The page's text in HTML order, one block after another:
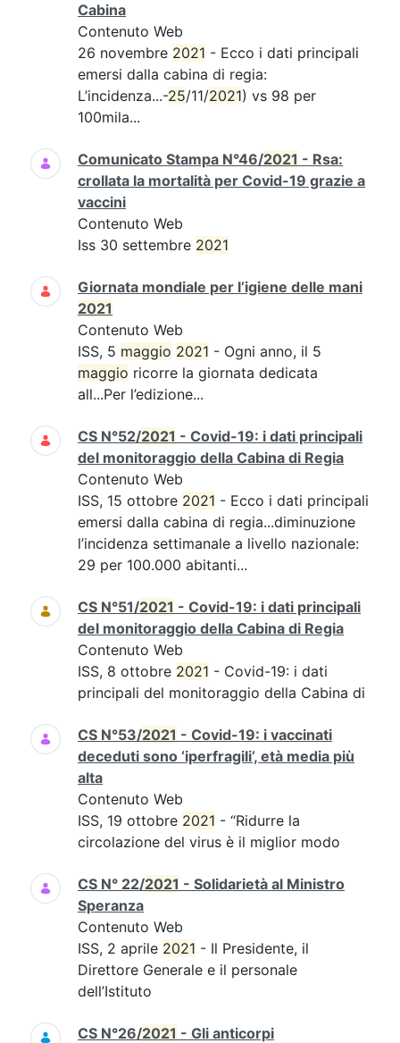
Cabina
Contenuto Web
26 novembre 2021 - Ecco i dati principali
emersi dalla cabina di regia:
L’incidenza...-25/11/2021) vs 98 per
100mila...
Comunicato Stampa N°46/2021 - Rsa:
crollata la mortalità per Covid-19 grazie a
vaccini
Contenuto Web
Iss 30 settembre 2021
Giornata mondiale per l’igiene delle mani
2021
Contenuto Web
ISS, 5 maggio 2021 - Ogni anno, il 5
maggio ricorre la giornata dedicata
all...Per l’edizione...
CS N°52/2021 - Covid-19: i dati principali
del monitoraggio della Cabina di Regia
Contenuto Web
ISS, 15 ottobre 2021 - Ecco i dati principali
emersi dalla cabina di regia...diminuzione
l’incidenza settimanale a livello nazionale:
29 per 100.000 abitanti...
CS N°51/2021 - Covid-19: i dati principali
del monitoraggio della Cabina di Regia
Contenuto Web
ISS, 8 ottobre 2021 - Covid-19: i dati
principali del monitoraggio della Cabina di
CS N°53/2021 - Covid-19: i vaccinati
deceduti sono ‘iperfragili’, età media più
alta
Contenuto Web
ISS, 19 ottobre 2021 - “Ridurre la
circolazione del virus è il miglior modo
CS N° 22/2021 - Solidarietà al Ministro
Speranza
Contenuto Web
ISS, 2 aprile 2021 - Il Presidente, il
Direttore Generale e il personale
dell’Istituto
CS N°26/2021 - Gli anticorpi